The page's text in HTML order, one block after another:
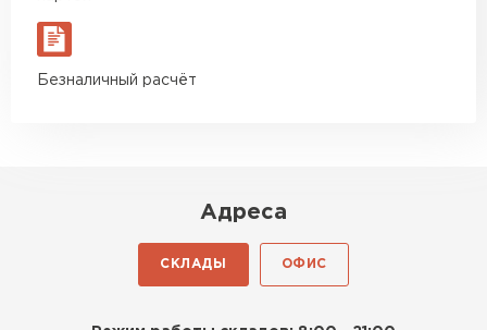
Брали около 40 кубов. Стены подняли без
сюрпризов, кладка ровная. Экономия на
подрезке ощутимая
Газобетон нормальный, не крошится. Работать
удобно, швы получаются аккуратные. Свою
Безналичный расчёт
Адреса
СКЛАДЫ ОФИС